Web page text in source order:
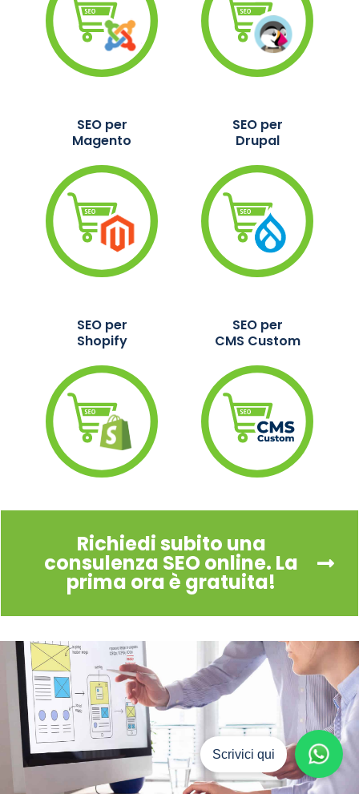
SEO per
Magento
SEO per
Drupal
SEO per
Shopify
SEO per
CMS Custom
Richiedi subito una
consulenza SEO online. La
prima ora è gratuita!​
Scrivici qui